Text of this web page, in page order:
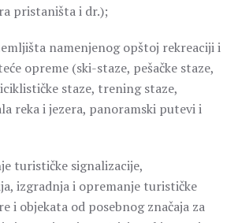
pristaništa i dr.);
namenjenog opštoj rekreaciji i
opreme (ski-staze, pešačke staze,
staze, trening staze,
reka i jezera, panoramski putevi i
turističke signalizacije,
izgradnja i opremanje turističke
i objekata od posebnog značaja za